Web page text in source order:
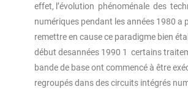
effet, l’évolution phénoménale des
numériques pendant les années 1980 a
remettre en cause ce paradigme bien
début desannées 1990 1 certains
bande de base ont commencé à être
regroupés dans des circuits intégrés